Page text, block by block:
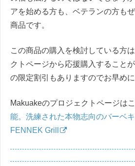
アを始める方も、ベテランの方も
商品です。
この商品の購入を検討している方
クトページから応援購入すること
の限定割引もありますのでお早めに
Makuakeのプロジェクトページはこ
能。洗練された本物志向のバーベ
FENNEK Grill